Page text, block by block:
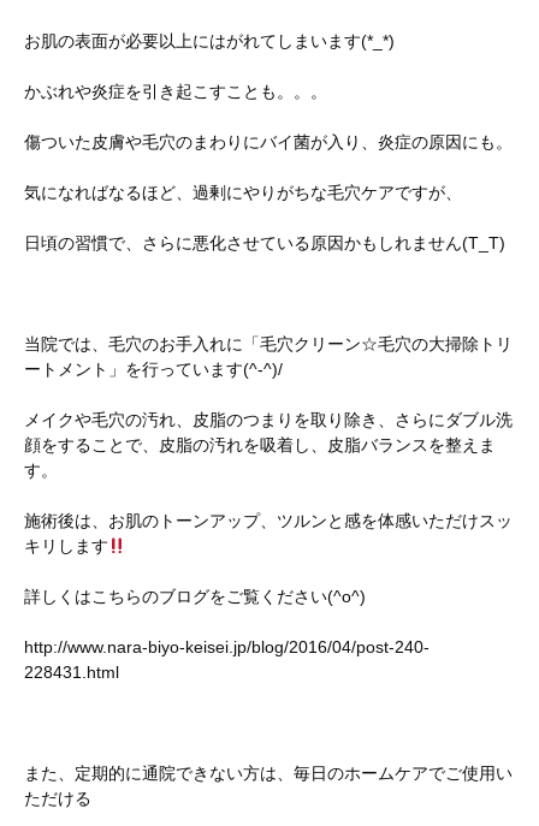
お肌の表面が必要以上にはがれてしまいます(*_*)
かぶれや炎症を引き起こすことも。。。
傷ついた皮膚や毛穴のまわりにバイ菌が入り、炎症の原因にも。
気になればなるほど、過剰にやりがちな毛穴ケアですが、
日頃の習慣で、さらに悪化させている原因かもしれません(T_T)
当院では、毛穴のお手入れに「毛穴クリーン☆毛穴の大掃除トリ
ートメント」を行っています(^-^)/
メイクや毛穴の汚れ、皮脂のつまりを取り除き、さらにダブル洗
顔をすることで、皮脂の汚れを吸着し、皮脂バランスを整えま
す。
施術後は、お肌のトーンアップ、ツルンと感を体感いただけスッ
キリします
詳しくはこちらのブログをご覧ください(^o^)
http://www.nara‐biyo‐keisei.jp/blog/2016/04/post-240-
228431.html
また、定期的に通院できない方は、毎日のホームケアでご使用い
ただける